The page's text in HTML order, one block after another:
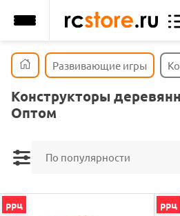
Развивающие игры
Конструкторы
Оптом
По популярности
ррц ррц